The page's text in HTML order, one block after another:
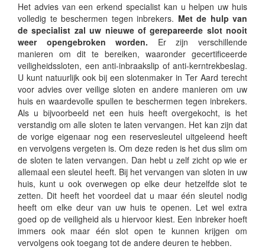
Het advies van een erkend specialist kan u helpen uw huis
volledig te beschermen tegen inbrekers. Met de hulp van
de specialist zal uw nieuwe of gerepareerde slot nooit
weer opengebroken worden. Er zijn verschillende
manieren om dit te bereiken, waaronder gecertificeerde
veiligheidssloten, een anti-inbraakslip of anti-kerntrekbeslag.
U kunt natuurlijk ook bij een slotenmaker in Ter Aard terecht
voor advies over veilige sloten en andere manieren om uw
huis en waardevolle spullen te beschermen tegen inbrekers.
Als u bijvoorbeeld net een huis heeft overgekocht, is het
verstandig om alle sloten te laten vervangen. Het kan zijn dat
de vorige eigenaar nog een reservesleutel uitgeleend heeft
en vervolgens vergeten is. Om deze reden is het dus slim om
de sloten te laten vervangen. Dan hebt u zelf zicht op wie er
allemaal een sleutel heeft. Bij het vervangen van sloten in uw
huis, kunt u ook overwegen op elke deur hetzelfde slot te
zetten. Dit heeft het voordeel dat u maar één sleutel nodig
heeft om elke deur van uw huis te openen. Let wel extra
goed op de veiligheid als u hiervoor kiest. Een inbreker hoeft
immers ook maar één slot open te kunnen krijgen om
vervolgens ook toegang tot de andere deuren te hebben.